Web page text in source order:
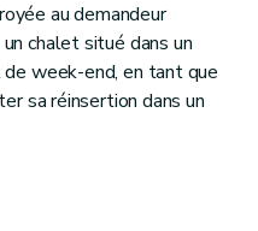
au demandeur
chalet situé dans un
de week-end, en tant que
sa réinsertion dans un